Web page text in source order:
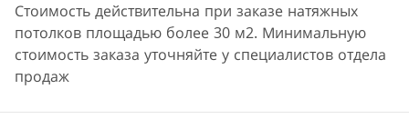
Стоимость действительна при заказе натяжных
потолков площадью более 30 м2. Минимальную
стоимость заказа уточняйте у специалистов отдела
продаж